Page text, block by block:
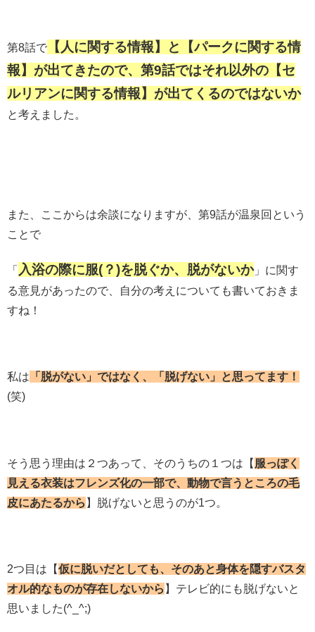
第8話で
【人に関する情報】と【パークに関する情
報】が出てきたので、第9話ではそれ以外の【セ
ルリアンに関する情報】が出てくるのではないか
と考えました。
また、ここからは余談になりますが、第9話が温泉回という
ことで
「 入浴の際に服(？)を脱ぐか、脱がないか」に関す
る意見があったので、自分の考えについても書いておきま
すね！
私は 「脱がない」ではなく、「脱げない」と思ってます！
(笑)
そう思う理由は２つあって、そのうちの１つは【 服っぽく
見える衣装はフレンズ化の一部で、動物で言うところの毛
皮にあたるから 】脱げないと思うのが1つ。
2つ目は【仮に脱いだとしても、そのあと身体を隠すバスタ
オル的なものが存在しないから 】テレビ的にも脱げないと
思いました(^_^;)